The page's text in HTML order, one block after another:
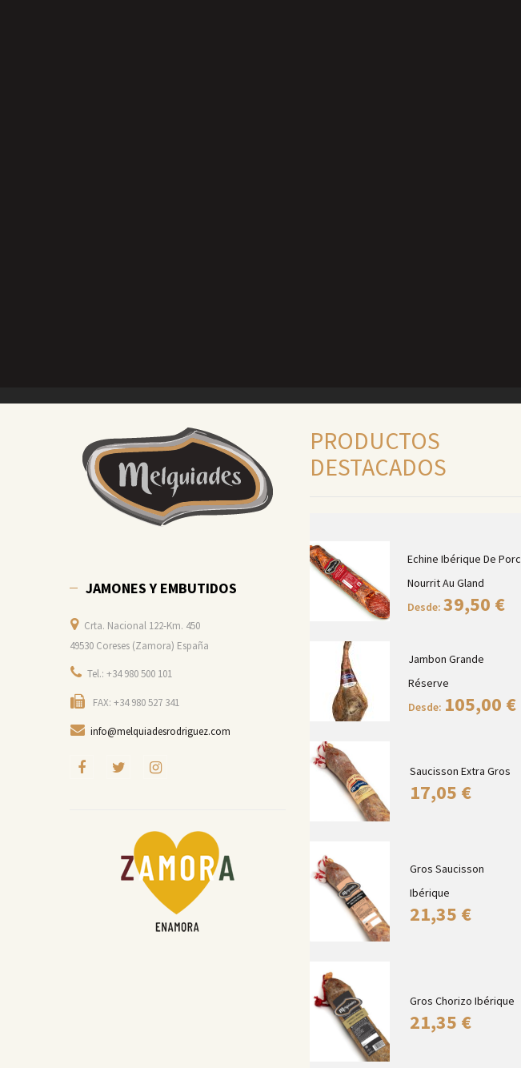
JAMONES Y EMBUTIDOS
Crta. Nacional 122-Km. 450
49530 Coreses (Zamora) España
Tel.: +34 980 500 101
FAX: +34 980 527 341
info@melquiadesrodriguez.com
PRODUCTOS
DESTACADOS
Echine Ibérique De Porc
Nourrit Au Gland
Desde: 39,50 €
Jambon Grande
Réserve
Desde: 105,00 €
Saucisson Extra Gros
17,05 €
Gros Saucisson
Ibérique
21,35 €
Gros Chorizo Ibérique
21,35 €